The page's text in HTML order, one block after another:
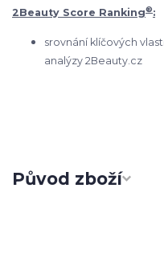
2Beauty Score Ranking®:
srovnání klíčových
analýzy 2Beauty.cz
Původ zboží